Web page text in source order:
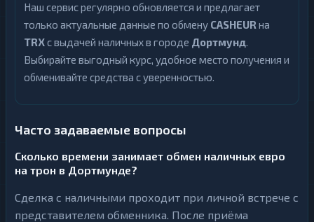
Наш сервис регулярно обновляется и предлагает
только актуальные данные по обмену CASHEUR на
TRXс выдачей наличных в городе Дортмунд.
Выбирайте выгодный курс, удобное место получения и
обменивайте средства с уверенностью.
Часто задаваемые вопросы
Сколько времени занимает обмен наличных евро
на трон в Дортмунде?
Сделка с наличными проходит при личной встрече с
представителем обменника. После приёма